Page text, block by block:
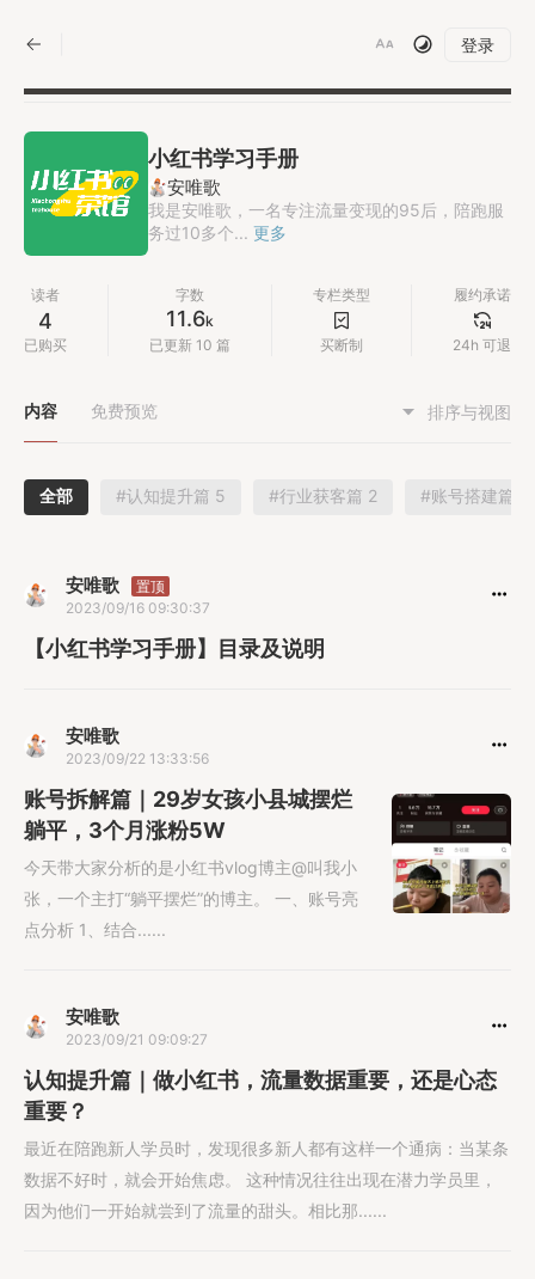
登录
小红书学习手册
安唯歌
我是安唯歌，一名专注流量变现的95后，陪跑服
务过10多个... 更多
读者
4
已购买
字数
11.6k
已更新 10 篇
专栏类型
买断制
履约承诺
24h 可退
内容 免费预览 排序与视图
全部 #认知提升篇 5 #行业获客篇 2 #账号搭建篇 1
安唯歌
置顶
2023/09/16 09:30:37
【小红书学习手册】目录及说明
安唯歌
2023/09/22 13:33:56
账号拆解篇｜29岁女孩小县城摆烂
躺平，3个月涨粉5W
今天带大家分析的是小红书vlog博主@叫我小
张，一个主打“躺平摆烂”的博主。 一、账号亮
点分析 1、结合......
安唯歌
2023/09/21 09:09:27
认知提升篇｜做小红书，流量数据重要，还是心态
重要？
最近在陪跑新人学员时，发现很多新人都有这样一个通病：当某条
数据不好时，就会开始焦虑。 这种情况往往出现在潜力学员里，
因为他们一开始就尝到了流量的甜头。相比那......